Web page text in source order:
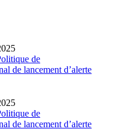
de
de lancement d’alerte
de
de lancement d’alerte